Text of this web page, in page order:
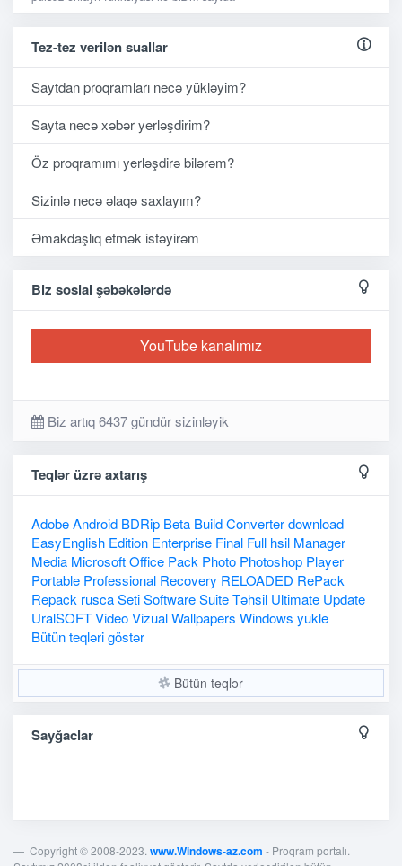
Tez-tez verilən suallar
Saytdan proqramları necə yükləyim?
Sayta necə xəbər yerləşdirim?
Öz proqramımı yerləşdirə bilərəm?
Sizinlə necə əlaqə saxlayım?
Əmakdaşlıq etmək istəyirəm
Biz sosial şəbəkələrdə
YouTube kanalımız
Biz artıq 6437 gündür sizinləyik
Teqlər üzrə axtarış
AdobeAndroid BDRip Beta BuildConverterdownload
EasyEnglish Edition Enterprise Final Full hsil Manager
Media MicrosoftOffice Pack Photo Photoshop Player
Portable Professional Recovery RELOADED RePack
Repack ruscaSetiSoftwareSuiteTəhsil Ultimate Update
UralSOFTVideoVizualWallpapers Windows yukle
Bütün teqləri göstər
Bütün teqlər
Sayğaclar
Copyright © 2008-2023. www.Windows-az.com - Proqram portalı.